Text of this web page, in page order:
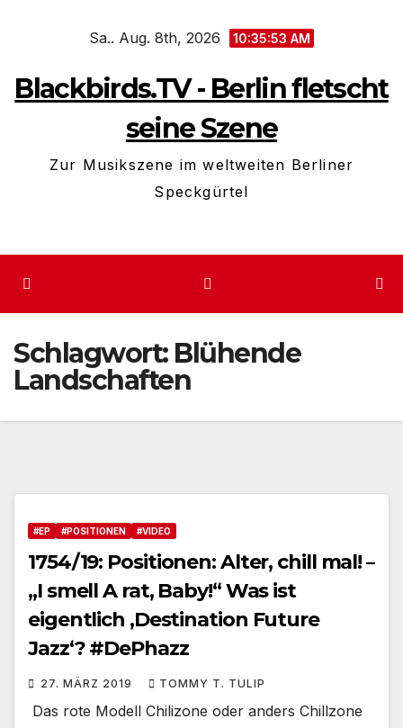
Sa.. Aug. 8th, 2026 10:35:54 AM
Blackbirds.TV - Berlin fletscht
seine Szene
Zur Musikszene im weltweiten Berliner
Speckgürtel
Schlagwort: Blühende
Landschaften
#EP #POSITIONEN #VIDEO
1754/19: Positionen: Alter, chill mal! –
„I smell A rat, Baby!“ Was ist
eigentlich ‚Destination Future
Jazz‘? #DePhazz
27. MÄRZ 2019 TOMMY T. TULIP
Das rote Modell Chilizone oder anders Chillzone